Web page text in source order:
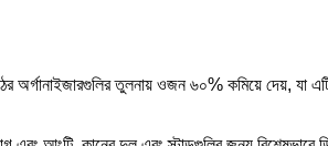
অর্গানাইজারগুলির তুলনায় ওজন ৬০% কমিয়ে দেয়, যা